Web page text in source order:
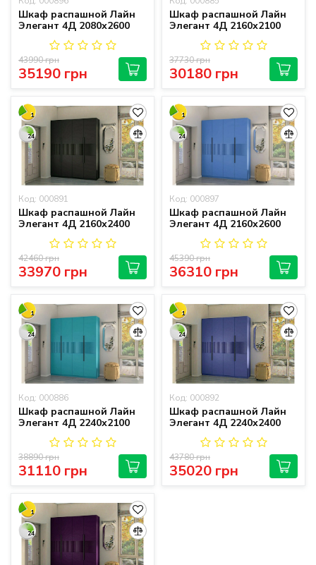
Шкаф распашной Лайн
Элегант 4Д 2080х2600
35190 грн
43990 грн
Шкаф распашной Лайн
Элегант 4Д 2160х2100
30180 грн
37730 грн
1
24
Код: 000891
Шкаф распашной Лайн
Элегант 4Д 2160х2400
33970 грн
42460 грн
1
24
Код: 000897
Шкаф распашной Лайн
Элегант 4Д 2160х2600
36310 грн
45390 грн
1
24
Код: 000886
Шкаф распашной Лайн
Элегант 4Д 2240х2100
31110 грн
38890 грн
1
24
Код: 000892
Шкаф распашной Лайн
Элегант 4Д 2240х2400
35020 грн
43780 грн
1
24